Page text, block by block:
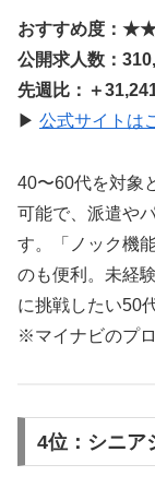
おすすめ度：
公開求人数：
先週比：＋
▶ 公式サイトは
40〜60代を対象
可能で、派遣や
す。「ノック機
のも便利。未経
に挑戦したい50
※マイナビのプ
4位：シニア